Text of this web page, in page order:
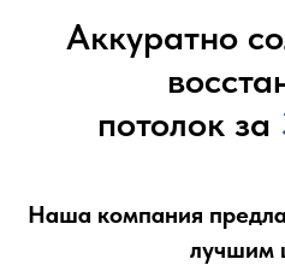
Аккуратно
потолок за
Наша компания
лучшим